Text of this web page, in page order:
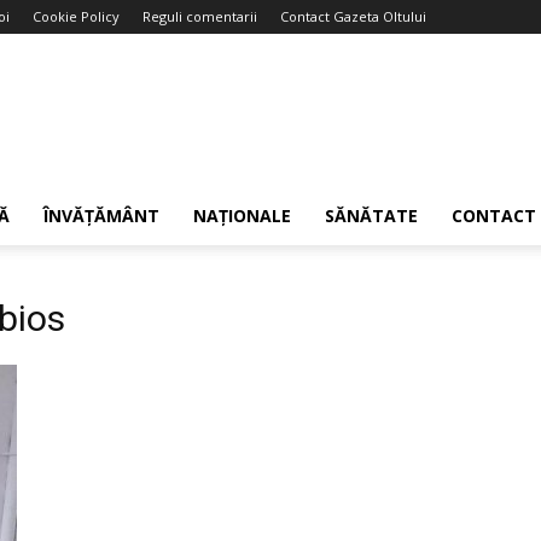
Cookie Policy Reguli comentarii Contact Gazeta Oltului
ÎNVĂȚĂMÂNT NAȚIONALE SĂNĂTATE CONTACT